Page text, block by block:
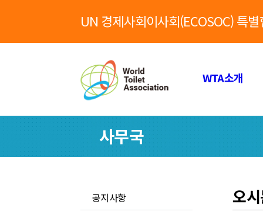
UN 경제사회이사회(ECOSOC) 특
WTA소개
사무국
공지사항
오